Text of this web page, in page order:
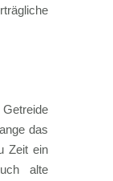
das
Zeit ein
alte